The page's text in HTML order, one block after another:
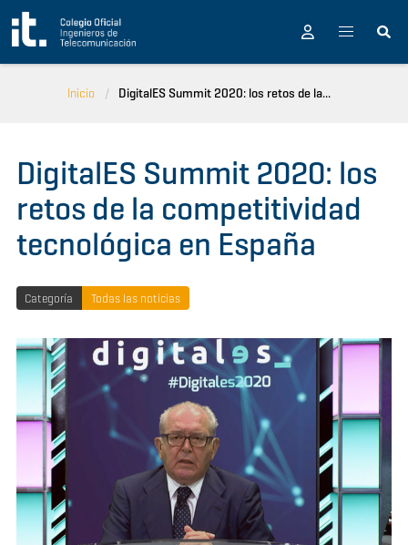
Pasar al contenido principal
Inicio DigitalES Summit 2020: los retos de la...
DigitalES Summit 2020: los
retos de la competitividad
tecnológica en España
Categoría Todas las noticias